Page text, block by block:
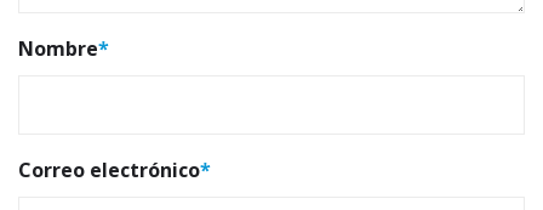
Nombre*
Correo electrónico*